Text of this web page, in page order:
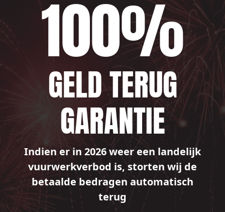
100%
GELD TERUG
GARANTIE
Indien er in 2026 weer een landelijk
vuurwerkverbod is, storten wij de
betaalde bedragen automatisch
terug